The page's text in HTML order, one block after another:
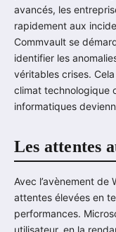
avancés, les
rapidement aux
Commvault se
identifier les
véritables crises.
climat technologique
informatiques
Les attentes
Avec l’avènement de
attentes élevées en
performances.